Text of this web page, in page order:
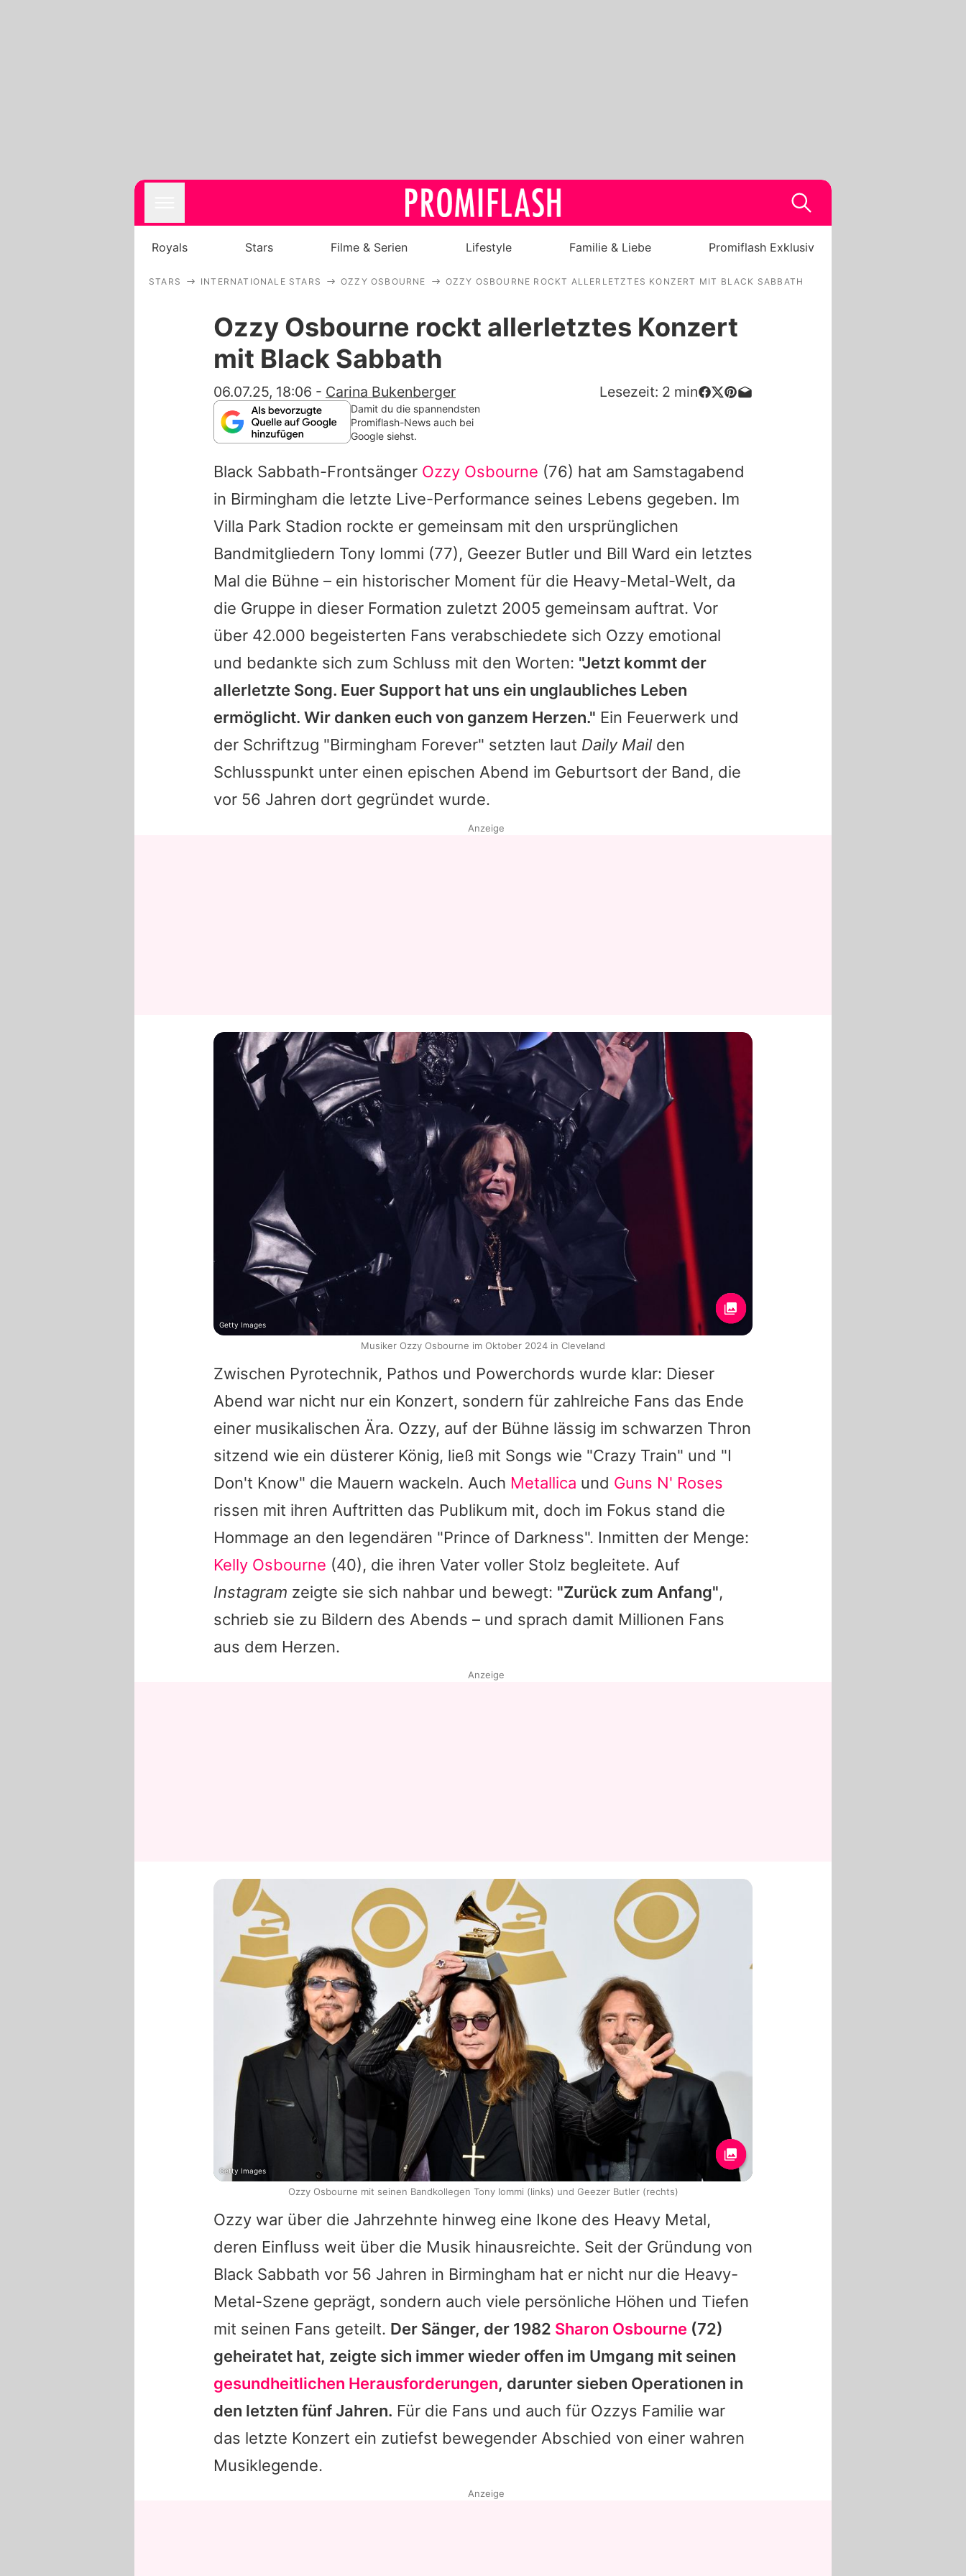
Royals
Stars
Familie & Liebe
Alle Themen auf Promiflash
App runterladen
Team
Redaktionelle Richtlinien
Impressum
Datenschutzerklärung
Nutzungsbedingungen
Utiq verwalten
Royals Stars Filme & Serien Lifestyle Familie & Liebe Promiflash Exklusiv
STARS INTERNATIONALE STARS OZZY OSBOURNE OZZY OSBOURNE ROCKT ALLERLETZTES KONZERT MIT BLACK SABBATH
Ozzy Osbourne rockt allerletztes Konzert
mit Black Sabbath
06.07.25, 18:06 - Carina Bukenberger Lesezeit: 2 min
Damit du die spannendsten
Promiflash-News auch bei
Google siehst.
Black Sabbath-Frontsänger Ozzy Osbourne (76) hat am Samstagabend
in Birmingham die letzte Live-Performance seines Lebens gegeben. Im
Villa Park Stadion rockte er gemeinsam mit den ursprünglichen
Bandmitgliedern Tony Iommi (77), Geezer Butler und Bill Ward ein letztes
Mal die Bühne – ein historischer Moment für die Heavy-Metal-Welt, da
die Gruppe in dieser Formation zuletzt 2005 gemeinsam auftrat. Vor
über 42.000 begeisterten Fans verabschiedete sich Ozzy emotional
und bedankte sich zum Schluss mit den Worten: "Jetzt kommt der
allerletzte Song. Euer Support hat uns ein unglaubliches Leben
ermöglicht. Wir danken euch von ganzem Herzen." Ein Feuerwerk und
der Schriftzug "Birmingham Forever" setzten laut Daily Mail den
Schlusspunkt unter einen epischen Abend im Geburtsort der Band, die
vor 56 Jahren dort gegründet wurde.
Zwischen Pyrotechnik, Pathos und Powerchords wurde klar: Dieser
Abend war nicht nur ein Konzert, sondern für zahlreiche Fans das Ende
einer musikalischen Ära. Ozzy, auf der Bühne lässig im schwarzen Thron
sitzend wie ein düsterer König, ließ mit Songs wie "Crazy Train" und "I
Don't Know" die Mauern wackeln. Auch Metallica und Guns N' Roses
rissen mit ihren Auftritten das Publikum mit, doch im Fokus stand die
Hommage an den legendären "Prince of Darkness". Inmitten der Menge:
Kelly Osbourne (40), die ihren Vater voller Stolz begleitete. Auf
Instagram zeigte sie sich nahbar und bewegt: "Zurück zum Anfang",
schrieb sie zu Bildern des Abends – und sprach damit Millionen Fans
aus dem Herzen.
Ozzy war über die Jahrzehnte hinweg eine Ikone des Heavy Metal,
deren Einfluss weit über die Musik hinausreichte. Seit der Gründung von
Black Sabbath vor 56 Jahren in Birmingham hat er nicht nur die Heavy-
Metal-Szene geprägt, sondern auch viele persönliche Höhen und Tiefen
mit seinen Fans geteilt. Der Sänger, der 1982 Sharon Osbourne (72)
geheiratet hat, zeigte sich immer wieder offen im Umgang mit seinen
gesundheitlichen Herausforderungen, darunter sieben Operationen in
den letzten fünf Jahren. Für die Fans und auch für Ozzys Familie war
das letzte Konzert ein zutiefst bewegender Abschied von einer wahren
Musiklegende.
Anzeige
Getty Images
Musiker Ozzy Osbourne im Oktober 2024 in Cleveland
Anzeige
Getty Images
Ozzy Osbourne mit seinen Bandkollegen Tony Iommi (links) und Geezer Butler (rechts)
Anzeige